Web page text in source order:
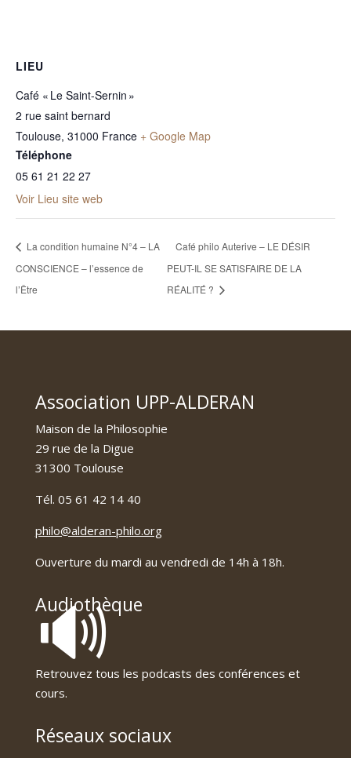
LIEU
Café « Le Saint-Sernin »
2 rue saint bernard
Toulouse, 31000 France + Google Map
Téléphone
05 61 21 22 27
Voir Lieu site web
La condition humaine N°4 – LA
CONSCIENCE – l’essence de
l’Être
Café philo Auterive – LE DÉSIR
PEUT-IL SE SATISFAIRE DE LA
RÉALITÉ ?
Association UPP-ALDERAN
Maison de la Philosophie
29 rue de la Digue
31300 Toulouse
Tél. 05 61 42 14 40
philo@alderan-philo.org
Ouverture du mardi au vendredi de 14h à 18h.
Audiothèque
🔊
Retrouvez tous les podcasts des conférences et
cours.
Réseaux sociaux